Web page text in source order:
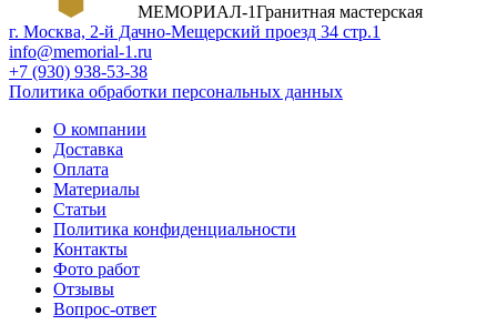
МЕМОРИАЛ-1Гранитная мастерская
г. Москва, 2-й Дачно-Мещерский проезд 34 стр.1
info@memorial-1.ru
+7 (930) 938-53-38
Политика обработки персональных данных
О компании
Доставка
Оплата
Материалы
Статьи
Политика конфиденциальности
Контакты
Фото работ
Отзывы
Вопрос-ответ